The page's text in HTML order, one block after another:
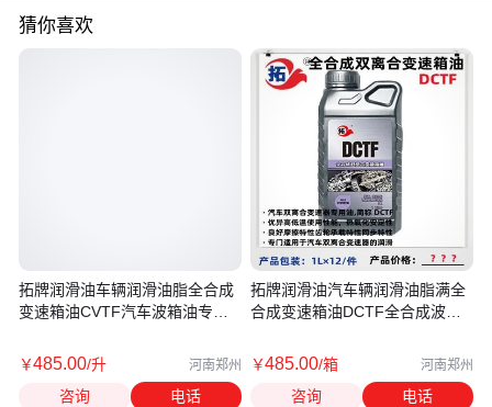
猜你喜欢
拓牌润滑油车辆润滑油脂全合成
变速箱油CVTF汽车波箱油专用
￥485.00/升 河南郑州
咨询 电话
拓牌润滑油汽车辆润滑油脂满全
合成变速箱油DCTF全合成波箱
￥485.00/箱 河南郑州
咨询 电话